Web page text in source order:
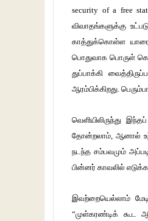
security of a free
விவாதங்களுக்கு
காத்துக்கொள்ள
பொதுவாக பொருள்
துப்பாக்கி
ஆரம்பிக்கிறது.
வெளியிலிருந்து
தோன்றலாம், ஆனால்
நடந்த சம்பவமும்
பின்னர் காவலில்
இவற்றையெல்லாம்
“முள்கரண்டிக் கூட